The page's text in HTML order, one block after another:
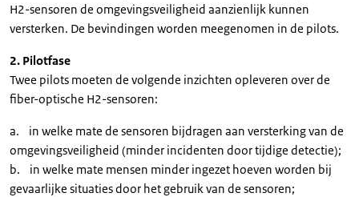
H2-sensoren de omgevingsveiligheid aanzienlijk kunnen
versterken. De bevindingen worden meegenomen in de pilots.
2. Pilotfase
Twee pilots moeten de volgende inzichten opleveren over de
fiber-optische H2-sensoren:
a. in welke mate de sensoren bijdragen aan versterking van de
omgevingsveiligheid (minder incidenten door tijdige detectie);
b. in welke mate mensen minder ingezet hoeven worden bij
gevaarlijke situaties door het gebruik van de sensoren;